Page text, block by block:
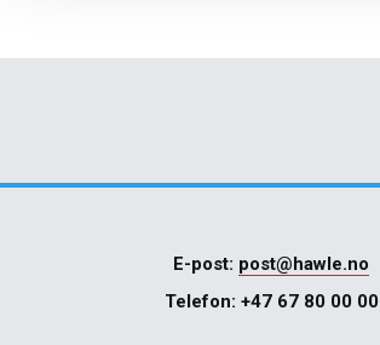
E-post: post@hawle.no
Telefon: +47 67 80 00 00